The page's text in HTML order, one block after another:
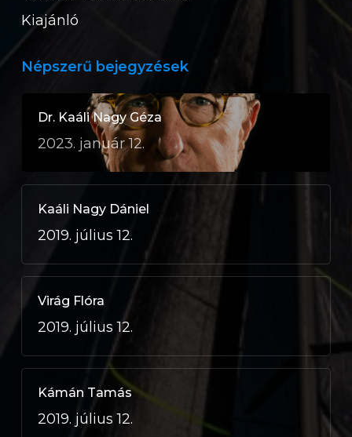
Kiajánló
Népszerű bejegyzések
Dr. Kaáli Nagy Géza
2023. január 12.
Kaáli Nagy Dániel
2019. július 12.
Virág Flóra
2019. július 12.
Kámán Tamás
2019. július 12.